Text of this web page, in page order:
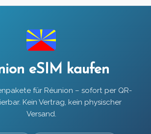
eSIM kaufen
für Réunion – sofort per QR-
Kein Vertrag, kein physischer
Versand.